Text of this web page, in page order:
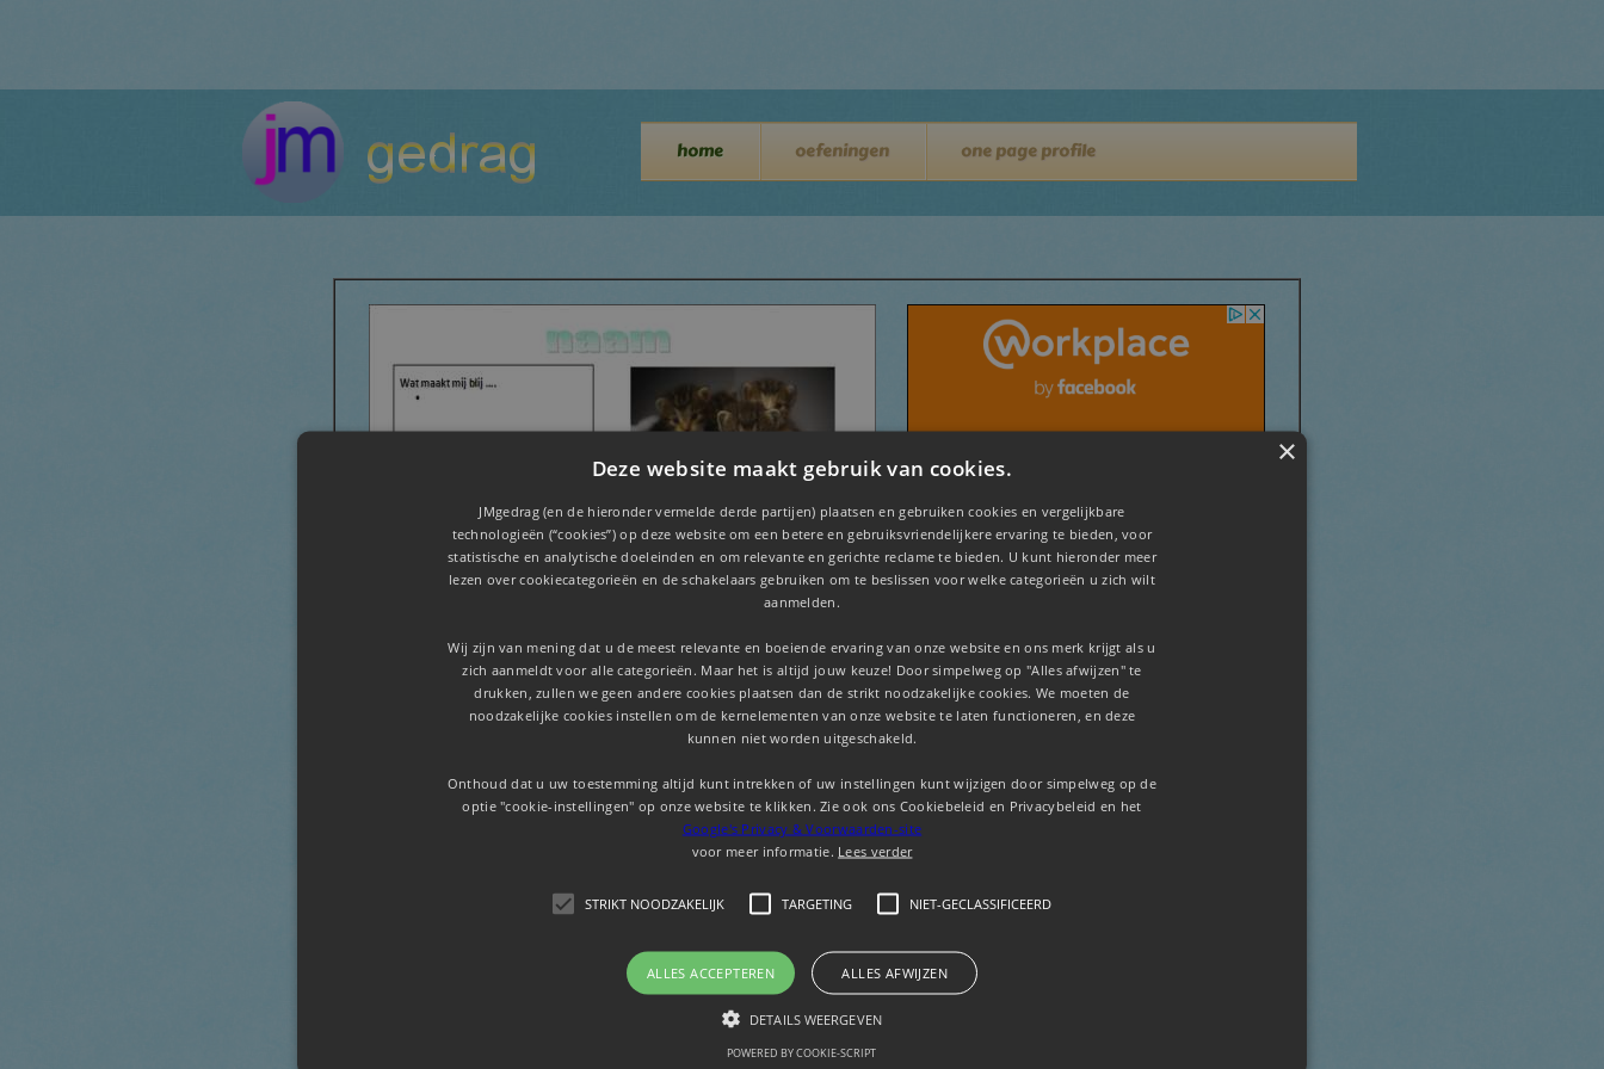
home oefeningen one page profile
×
Deze website maakt gebruik van cookies.
JMgedrag (en de hieronder vermelde derde partijen) plaatsen en gebruiken cookies en vergelijkbare
technologieën (“cookies”) op deze website om een ​​betere en gebruiksvriendelijkere ervaring te bieden, voor
statistische en analytische doeleinden en om relevante en gerichte reclame te bieden. U kunt hieronder meer
lezen over cookiecategorieën en de schakelaars gebruiken om te beslissen voor welke categorieën u zich wilt
aanmelden.
Wij zijn van mening dat u de meest relevante en boeiende ervaring van onze website en ons merk krijgt als u
zich aanmeldt voor alle categorieën. Maar het is altijd jouw keuze! Door simpelweg op "Alles afwijzen" te
drukken, zullen we geen andere cookies plaatsen dan de strikt noodzakelijke cookies. We moeten de
noodzakelijke cookies instellen om de kernelementen van onze website te laten functioneren, en deze
kunnen niet worden uitgeschakeld.
Onthoud dat u uw toestemming altijd kunt intrekken of uw instellingen kunt wijzigen door simpelweg op de
optie "cookie-instellingen" op onze website te klikken. Zie ook ons ​​Cookiebeleid en Privacybeleid en het
Google's Privacy & Voorwaarden-site
voor meer informatie. Lees verder
STRIKT NOODZAKELIJK TARGETING NIET-GECLASSIFICEERD
ALLES ACCEPTEREN ALLES AFWIJZEN
DETAILS WEERGEVEN
POWERED BY COOKIE-SCRIPT